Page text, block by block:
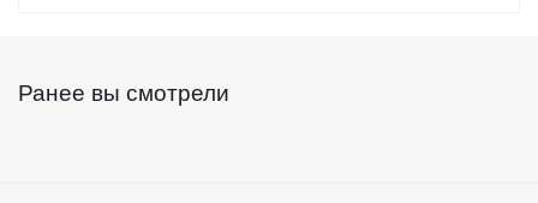
Ранее вы смотрели